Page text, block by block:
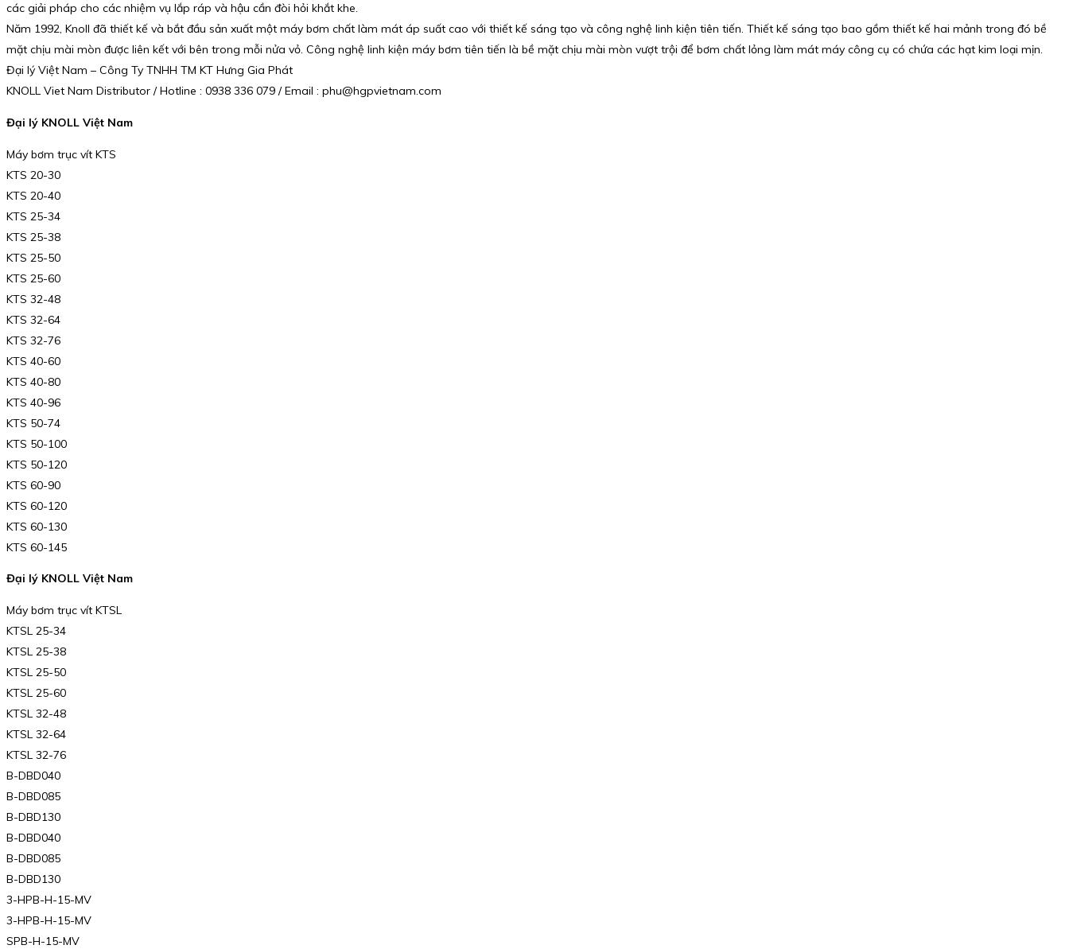
các giải pháp cho các nhiệm vụ lắp ráp và hậu cần đòi hỏi khắt khe.
Năm 1992, Knoll đã thiết kế và bắt đầu sản xuất một máy bơm chất làm mát áp suất cao với thiết kế sáng tạo và công nghệ linh kiện tiên tiến. Thiết kế sáng tạo bao gồm thiết kế hai mảnh trong đó bề
mặt chịu mài mòn được liên kết với bên trong mỗi nửa vỏ. Công nghệ linh kiện máy bơm tiên tiến là bề mặt chịu mài mòn vượt trội để bơm chất lỏng làm mát máy công cụ có chứa các hạt kim loại mịn.
Đại lý Việt Nam – Công Ty TNHH TM KT Hưng Gia Phát
KNOLL Viet Nam Distributor / Hotline : 0938 336 079 / Email : phu@hgpvietnam.com
Đại lý KNOLL Việt Nam
Máy bơm trục vít KTS
KTS 20-30
KTS 20-40
KTS 25-34
KTS 25-38
KTS 25-50
KTS 25-60
KTS 32-48
KTS 32-64
KTS 32-76
KTS 40-60
KTS 40-80
KTS 40-96
KTS 50-74
KTS 50-100
KTS 50-120
KTS 60-90
KTS 60-120
KTS 60-130
KTS 60-145
Đại lý KNOLL Việt Nam
Máy bơm trục vít KTSL
KTSL 25-34
KTSL 25-38
KTSL 25-50
KTSL 25-60
KTSL 32-48
KTSL 32-64
KTSL 32-76
B-DBD040
B-DBD085
B-DBD130
B-DBD040
B-DBD085
B-DBD130
3-HPB-H-15-MV
3-HPB-H-15-MV
SPB-H-15-MV